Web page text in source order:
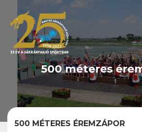
500 méteres
500 MÉTERES ÉREMZÁPOR